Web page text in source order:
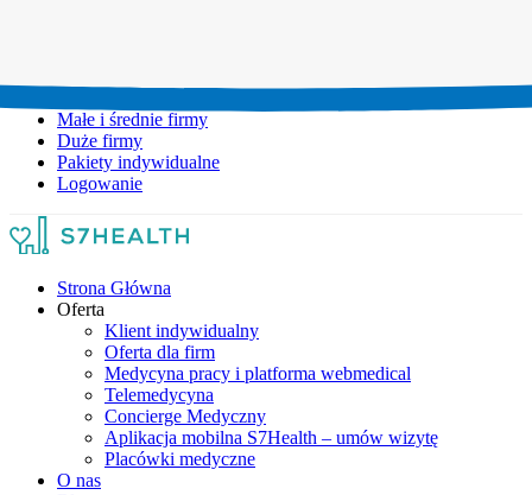
Małe i średnie firmy
Duże firmy
Pakiety indywidualne
Logowanie
Strona Główna
Oferta
Klient indywidualny
Oferta dla firm
Medycyna pracy i platforma webmedical
Telemedycyna
Concierge Medyczny
Aplikacja mobilna S7Health – umów wizytę
Placówki medyczne
O nas